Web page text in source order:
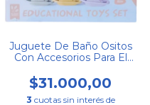
Juguete De Baño Ositos
Con Accesorios Para El
$31.000,00
3 cuotas sin interés de